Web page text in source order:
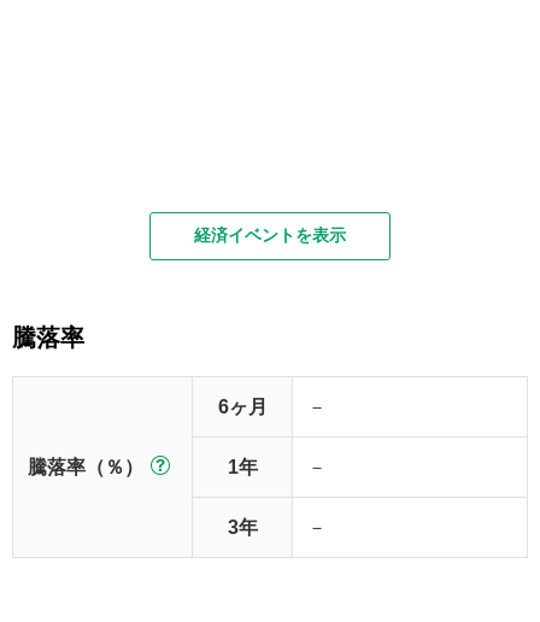
経済イベントを表示
騰落率
騰落率（％）
6ヶ月 －
1年 －
3年 －